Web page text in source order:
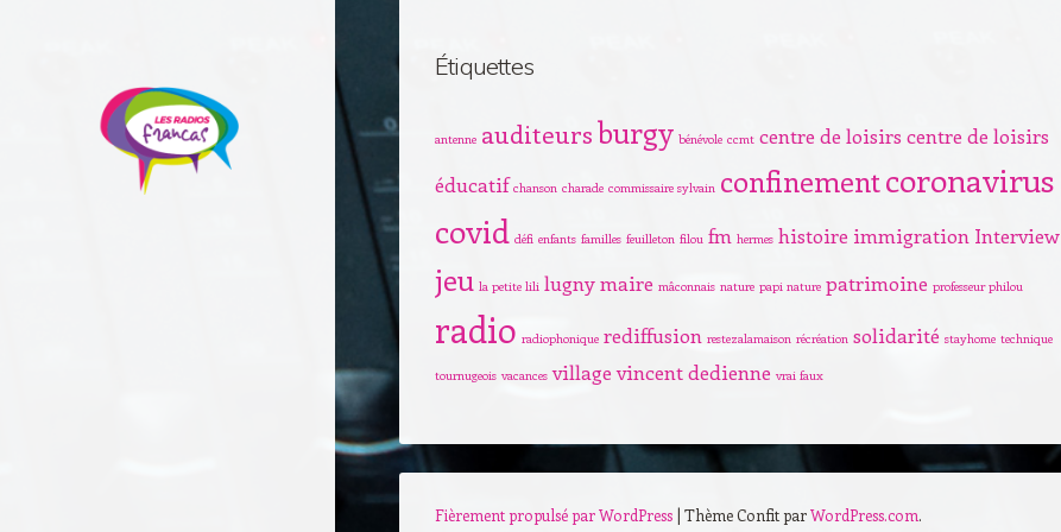
Étiquettes
antenne auditeursburgy bénévole ccmt centre de loisirs centre de loisirs
éducatif chanson charade commissaire sylvain confinementcoronavirus
covid défi enfants familles feuilleton filou fm hermes histoire immigration Interview
jeu la petite lili lugnymaire mâconnais nature papi nature patrimoine professeur philou
radio radiophonique rediffusion restezalamaison récréation solidarité stayhome technique
tournugeois vacances village vincent dedienne vrai faux
Fièrement propulsé par WordPress | Thème Confit parWordPress.com.